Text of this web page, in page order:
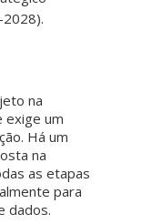
na
exige um
Há um
na
as etapas
para
dados.